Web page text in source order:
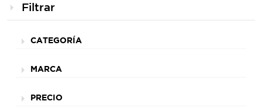
Filtrar
CATEGORÍA
MARCA
PRECIO